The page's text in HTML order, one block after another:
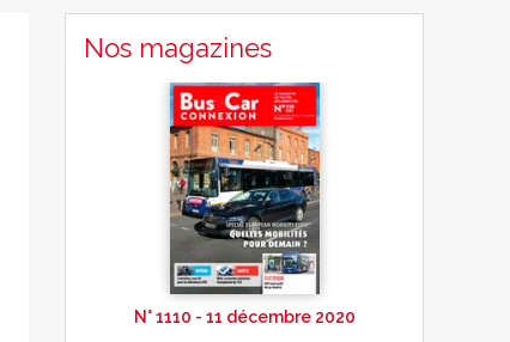
Nos magazines
N° 1110 - 11 décembre 2020